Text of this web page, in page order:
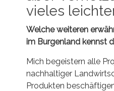
vieles
Welche weiteren
im Burgenland kennst
Mich begeistern alle
nachhaltiger
Produkten